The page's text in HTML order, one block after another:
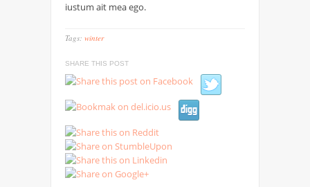
iustum ait mea ego.
Tags: winter
SHARE THIS POST